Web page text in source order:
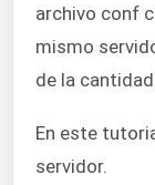
archivo conf
mismo
de la
En este
servidor.